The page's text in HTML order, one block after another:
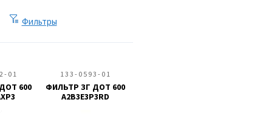
Фильтры
01
600
133-0593-01
ФИЛЬТР ЗГ ДОТ 600
А2В3Е3Р3RD